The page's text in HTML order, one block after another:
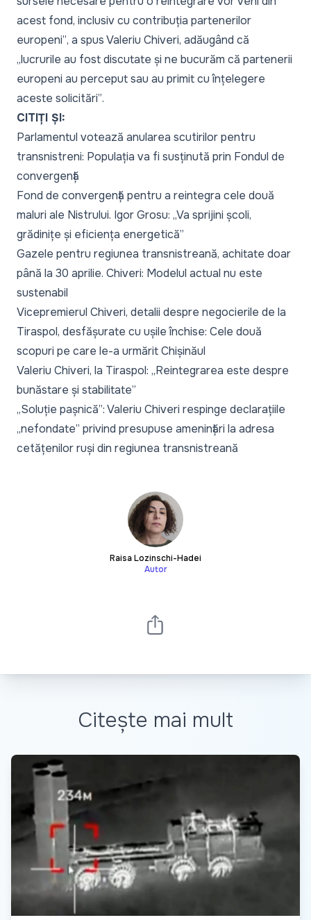
acest fond, inclusiv cu contribuția partenerilor
europeni”, a spus Valeriu Chiveri, adăugând că
„lucrurile au fost discutate și ne bucurăm că partenerii
europeni au perceput sau au primit cu înțelegere
aceste solicitări”.
CITIȚI ȘI:
Parlamentul votează anularea scutirilor pentru
transnistreni: Populația va fi susținută prin Fondul de
convergență
Fond de convergență pentru a reintegra cele două
maluri ale Nistrului. Igor Grosu: „Va sprijini școli,
grădinițe și eficiența energetică”
Gazele pentru regiunea transnistreană, achitate doar
până la 30 aprilie. Chiveri: Modelul actual nu este
sustenabil
Vicepremierul Chiveri, detalii despre negocierile de la
Tiraspol, desfășurate cu ușile închise: Cele două
scopuri pe care le-a urmărit Chișinăul
Valeriu Chiveri, la Tiraspol: „Reintegrarea este despre
bunăstare și stabilitate”
„Soluție pașnică”: Valeriu Chiveri respinge declarațiile
„nefondate” privind presupuse amenințări la adresa
cetățenilor ruși din regiunea transnistreană
Raisa Lozinschi-Hadei
Autor
Citește mai mult